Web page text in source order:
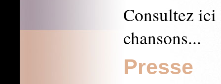
Consultez ici
chansons...
Presse